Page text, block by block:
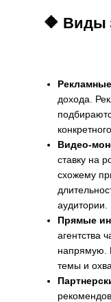
🔶 Виды
дохода.
Видео-
ставку на
схожему
аудитории.
Прямые
агентства
напрямую.
темы и